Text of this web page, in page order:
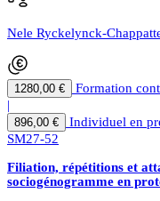
Nele Ryckelynck-
1280,00 €
Formation
|
896,00 €
Individuel en
SM27-52
Filiation, répétitions et
sociogénogramme en